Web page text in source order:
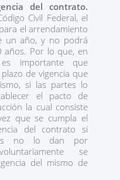
del contrato.
Civil Federal, el
el arrendamiento
un año, y no podrá
años. Por lo que, en
importante que
de vigencia que
si las partes lo
el pacto de
la cual consiste
que se cumpla el
del contrato si
no lo dan por
se
del mismo de